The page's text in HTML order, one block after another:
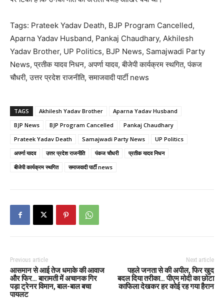
Tags: Prateek Yadav Death, BJP Program Cancelled,
Aparna Yadav Husband, Pankaj Chaudhary, Akhilesh
Yadav Brother, UP Politics, BJP News, Samajwadi Party
News, प्रतीक यादव निधन, अपर्णा यादव, बीजेपी कार्यक्रम स्थगित, पंकज
चौधरी, उत्तर प्रदेश राजनीति, समाजवादी पार्टी news
TAGS Akhilesh Yadav Brother
Aparna Yadav Husband
BJP News
BJP Program Cancelled
Pankaj Chaudhary
Prateek Yadav Death
Samajwadi Party News
UP Politics
अपर्णा यादव
उत्तर प्रदेश राजनीति पंकज चौधरी
प्रतीक यादव निधन
बीजेपी कार्यक्रम स्थगित
समाजवादी पार्टी news
Previous article
आसमान से आई तेज धमाके की आवाज
और फिर… बारामती में अचानक गिर
पड़ा ट्रेनर विमान, बाल-बाल बचा
पायलट
Next article
पहले जनता से की अपील, फिर खुद
बदल दिया तरीका… पीएम मोदी का छोटा
काफिला देखकर हर कोई रह गया हैरान